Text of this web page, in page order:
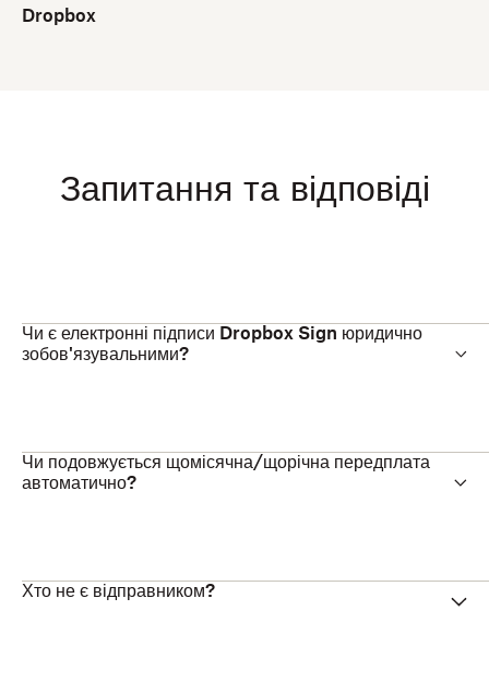
Dropbox
Запитання та відповіді
Чи є електронні підписи Dropbox Sign юридично
зобов'язувальними?
Чи подовжується щомісячна/щорічна передплата
автоматично?
Хто не є відправником?